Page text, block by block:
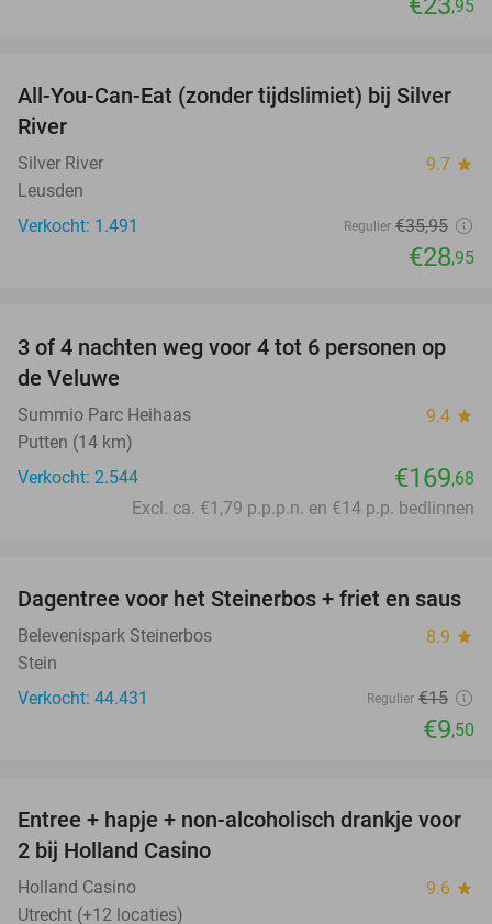
,95
19%
All-You-Can-Eat (zonder tijdslimiet) bij Silver
River
Silver River 9.7 star
Leusden
Verkocht: 1.491
Regulier €35,95
€28,95
3 of 4 nachten weg voor 4 tot 6 personen op
de Veluwe
Summio Parc Heihaas 9.4 star
Putten (14 km)
Verkocht: 2.544
€169,68
Excl. ca. €1,79 p.p.p.n. en €14 p.p. bedlinnen
37%
Dagentree voor het Steinerbos + friet en saus
Belevenispark Steinerbos 8.9 star
Stein
Verkocht: 44.431
Regulier €15
€9,50
52%
Entree + hapje + non-alcoholisch drankje voor
2 bij Holland Casino
Holland Casino 9.6 star
Utrecht (+12 locaties)